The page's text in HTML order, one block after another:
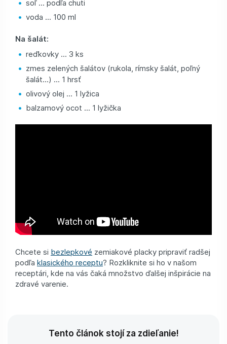
soľ ... podľa chuti
voda ... 100 ml
Na šalát:
reďkovky ... 3 ks
zmes zelených šalátov (rukola, rímsky šalát, poľný
šalát...) ... 1 hrsť
olivový olej ... 1 lyžica
balzamový ocot ... 1 lyžička
Chcete si bezlepkové zemiakové placky pripraviť radšej
podľa klasického receptu? Rozkliknite si ho v našom
receptári, kde na vás čaká množstvo ďalšej inšpirácie na
zdravé varenie.
Tento článok stojí za zdieľanie!